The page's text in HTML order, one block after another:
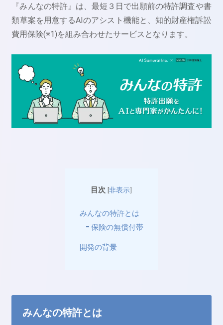
『みんなの特許』は、最短３日で出願前の特許調査や書
類草案を用意するAIのアシスト機能と、知的財産権訴訟
費用保険(※1)を組み合わせたサービスとなります。
目次 [非表示]
みんなの特許とは
保険の無償付帯
開発の背景
みんなの特許とは